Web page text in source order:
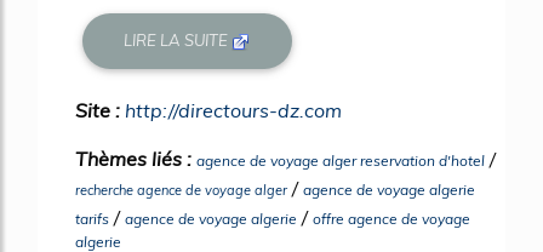
LIRE LA SUITE
Site : http://directours-dz.com
Thèmes liés : agence de voyage alger reservation d'hotel /
recherche agence de voyage alger / agence de voyage algerie
tarifs / agence de voyage algerie / offre agence de voyage
algerie